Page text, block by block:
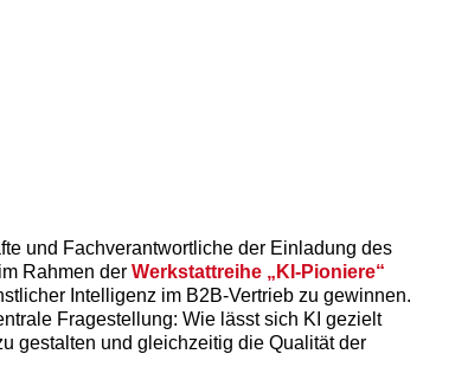
und Fachverantwortliche der Einladung des
Rahmen der Werkstattreihe „KI-Pioniere“
Intelligenz im B2B-Vertrieb zu gewinnen.
Fragestellung: Wie lässt sich KI gezielt
gestalten und gleichzeitig die Qualität der